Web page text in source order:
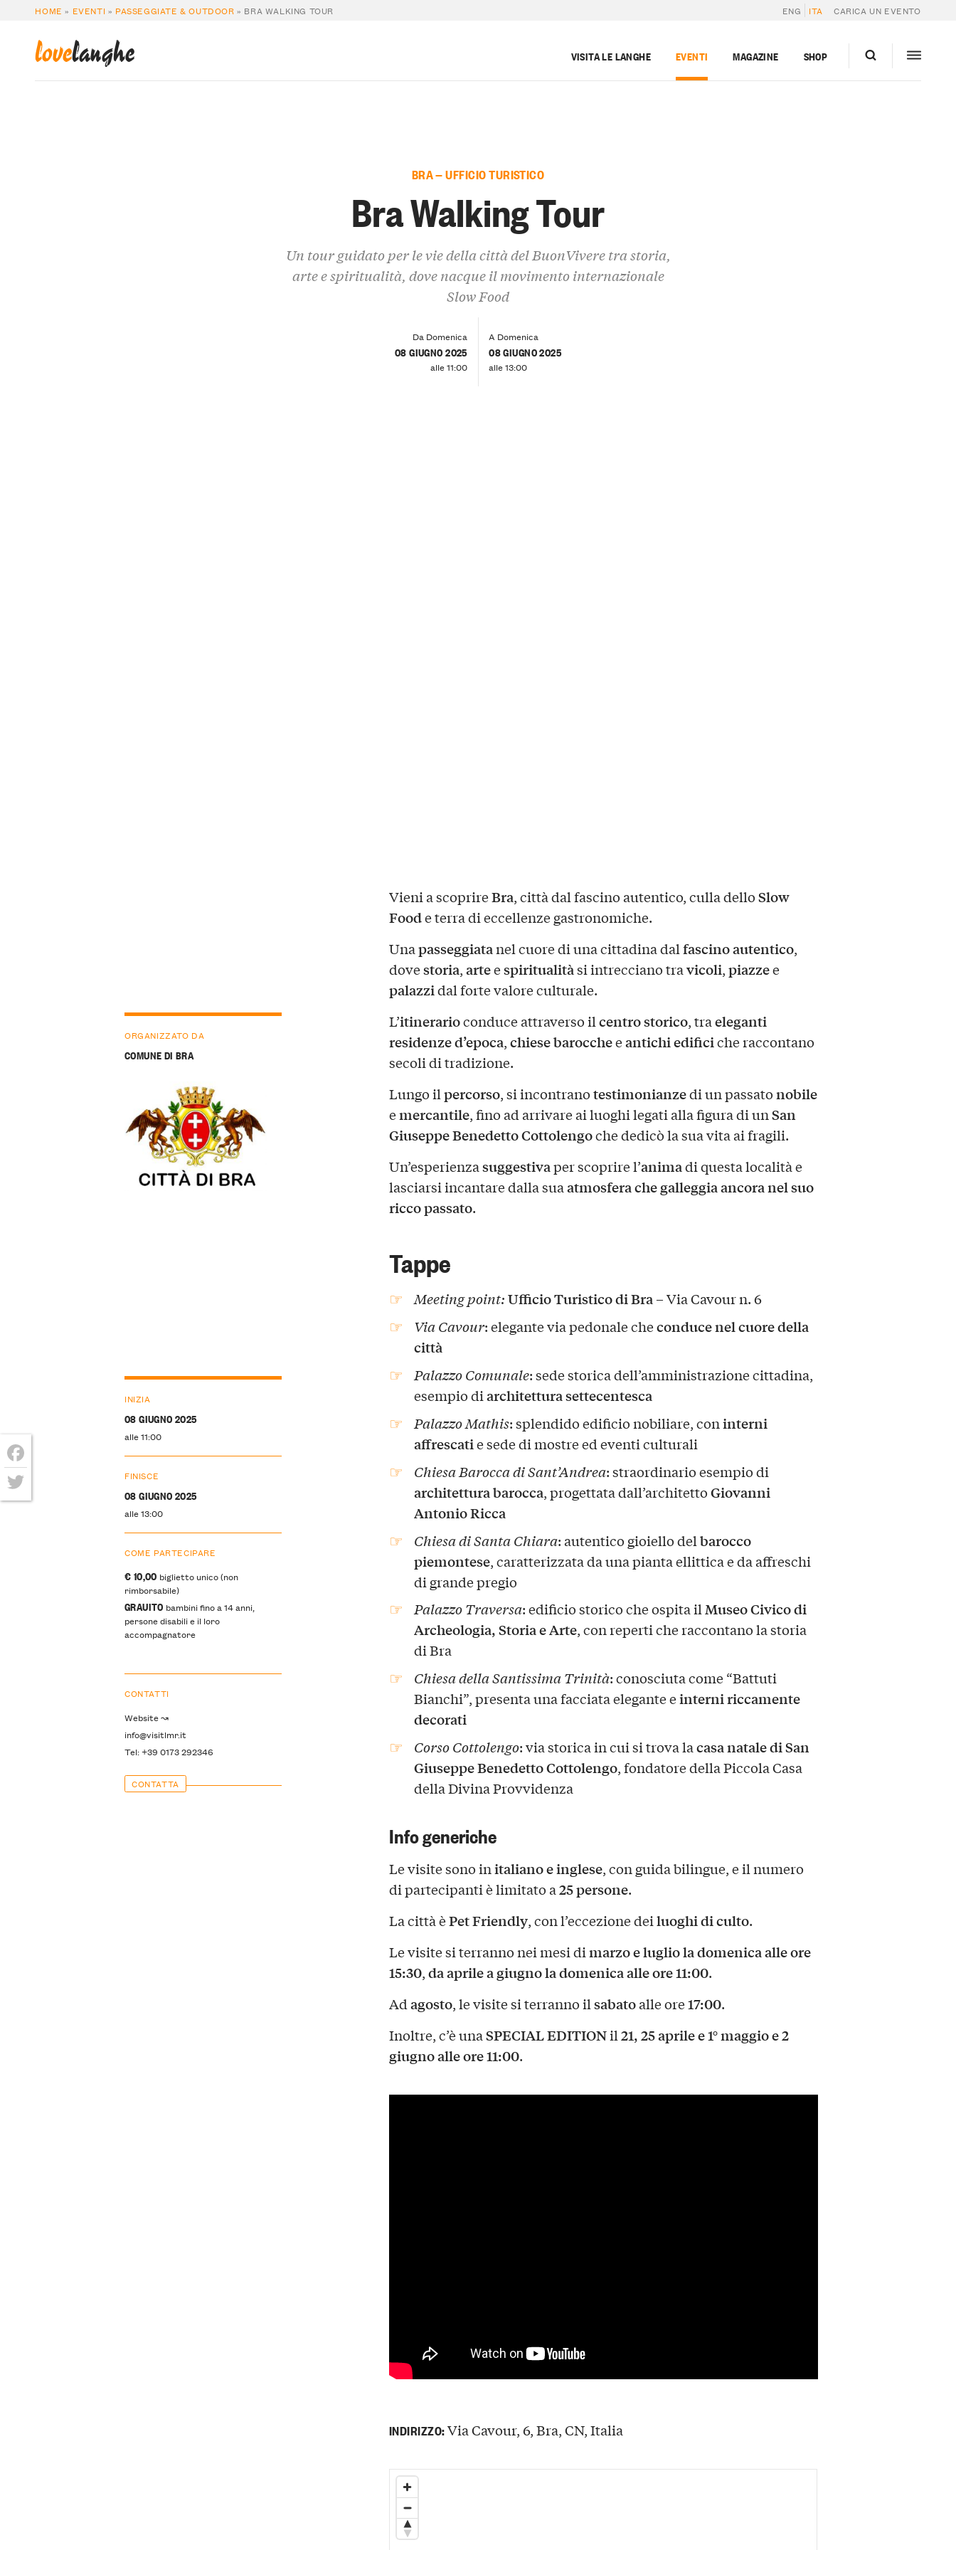
HOME » EVENTI » PASSEGGIATE & OUTDOOR » BRA WALKING TOUR ENG ITA CARICA UN EVENTO
lovelanghe VISITA LE LANGHE EVENTI MAGAZINE SHOP
BRA — UFFICIO TURISTICO
Bra Walking Tour
Un tour guidato per le vie della città del BuonVivere tra storia,
arte e spiritualità, dove nacque il movimento internazionale
Slow Food
Da Domenica
08 GIUGNO 2025
alle 11:00
A Domenica
08 GIUGNO 2025
alle 13:00
Vieni a scoprireBra, città dal fascino autentico, culla delloSlow
Foode terra di eccellenze gastronomiche.
Unapasseggiatanel cuore di una cittadina dalfascino autentico,
dovestoria,arteespiritualitàsi intrecciano travicoli,piazzee
palazzidal forte valore culturale.
L’itinerarioconduce attraverso ilcentro storico, traeleganti
residenze d’epoca,chiese baroccheeantichi edificiche raccontano
secoli di tradizione.
Lungo ilpercorso, si incontranotestimonianzedi un passatonobile
emercantile, fino ad arrivare ai luoghi legati alla figura di unSan
Giuseppe Benedetto Cottolengoche dedicò la sua vita ai fragili.
Un’esperienzasuggestivaper scoprire l’animadi questa località e
lasciarsi incantare dalla suaatmosfera che galleggia ancora nel suo
ricco passato.
Tappe
Meeting point:Ufficio Turistico di Bra – Via Cavour n. 6
Via Cavour: elegante via pedonale checonduce nel cuore della
città
Palazzo Comunale: sede storica dell’amministrazione cittadina,
esempio diarchitettura settecentesca
Palazzo Mathis: splendido edificio nobiliare, coninterni
affrescatie sede di mostre ed eventi culturali
Chiesa Barocca di Sant’Andrea: straordinario esempio di
architettura barocca, progettata dall’architettoGiovanni
Antonio Ricca
Chiesa di Santa Chiara: autentico gioiello delbarocco
piemontese, caratterizzata da una pianta ellittica e da affreschi
di grande pregio
Palazzo Traversa: edificio storico che ospita ilMuseo Civico di
Archeologia, Storia e Arte, con reperti che raccontano la storia
di Bra
Chiesa della Santissima Trinità: conosciuta come “Battuti
Bianchi”, presenta una facciata elegante einterni riccamente
decorati
Corso Cottolengo: via storica in cui si trova lacasa natale di San
Giuseppe Benedetto Cottolengo, fondatore della Piccola Casa
della Divina Provvidenza
Info generiche
Le visite sono initaliano e inglese, con guida bilingue, e il numero
di partecipanti è limitato a25 persone.
La città èPet Friendly, con l’eccezione deiluoghi di culto.
Le visite si terranno nei mesi dimarzo e luglio la domenica alle ore
15:30,da aprile a giugno la domenica alle ore 11:00.
Ad agosto, le visite si terranno ilsabatoalle ore17:00.
Inoltre, c’è unaSPECIAL EDITIONil21, 25 aprile e 1° maggio e 2
giugno alle ore 11:00.
ORGANIZZATO DA
COMUNE DI BRA
INIZIA
08 GIUGNO 2025
alle 11:00
FINISCE
08 GIUGNO 2025
alle 13:00
COME PARTECIPARE
€ 10,00 biglietto unico (non
rimborsabile)
GRAUITO bambini fino a 14 anni,
persone disabili e il loro
accompagnatore
CONTATTI
Website ↝
info@visitlmr.it
Tel: +39 0173 292346
CONTATTA
INDIRIZZO:Via Cavour, 6, Bra, CN, Italia
Facebook
Twitter